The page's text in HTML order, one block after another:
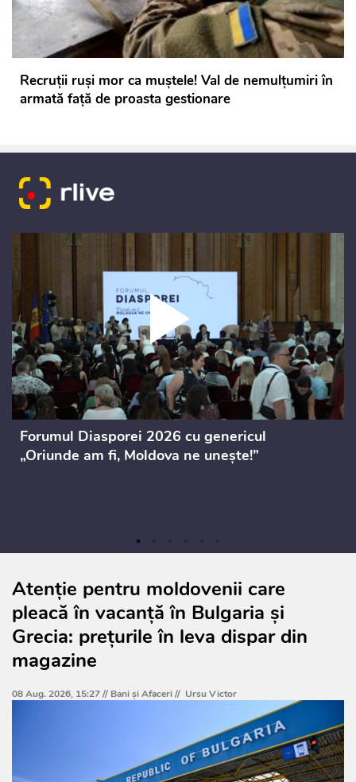
Recruții ruși mor ca muștele! Val de nemulţumiri în
armată faţă de proasta gestionare
Forumul Diasporei 2026 cu genericul
„Oriunde am fi, Moldova ne unește!”
Atenție pentru moldovenii care
pleacă în vacanță în Bulgaria și
Grecia: prețurile în leva dispar din
magazine
08 Aug. 2026, 15:27 // Bani și Afaceri// Ursu Victor